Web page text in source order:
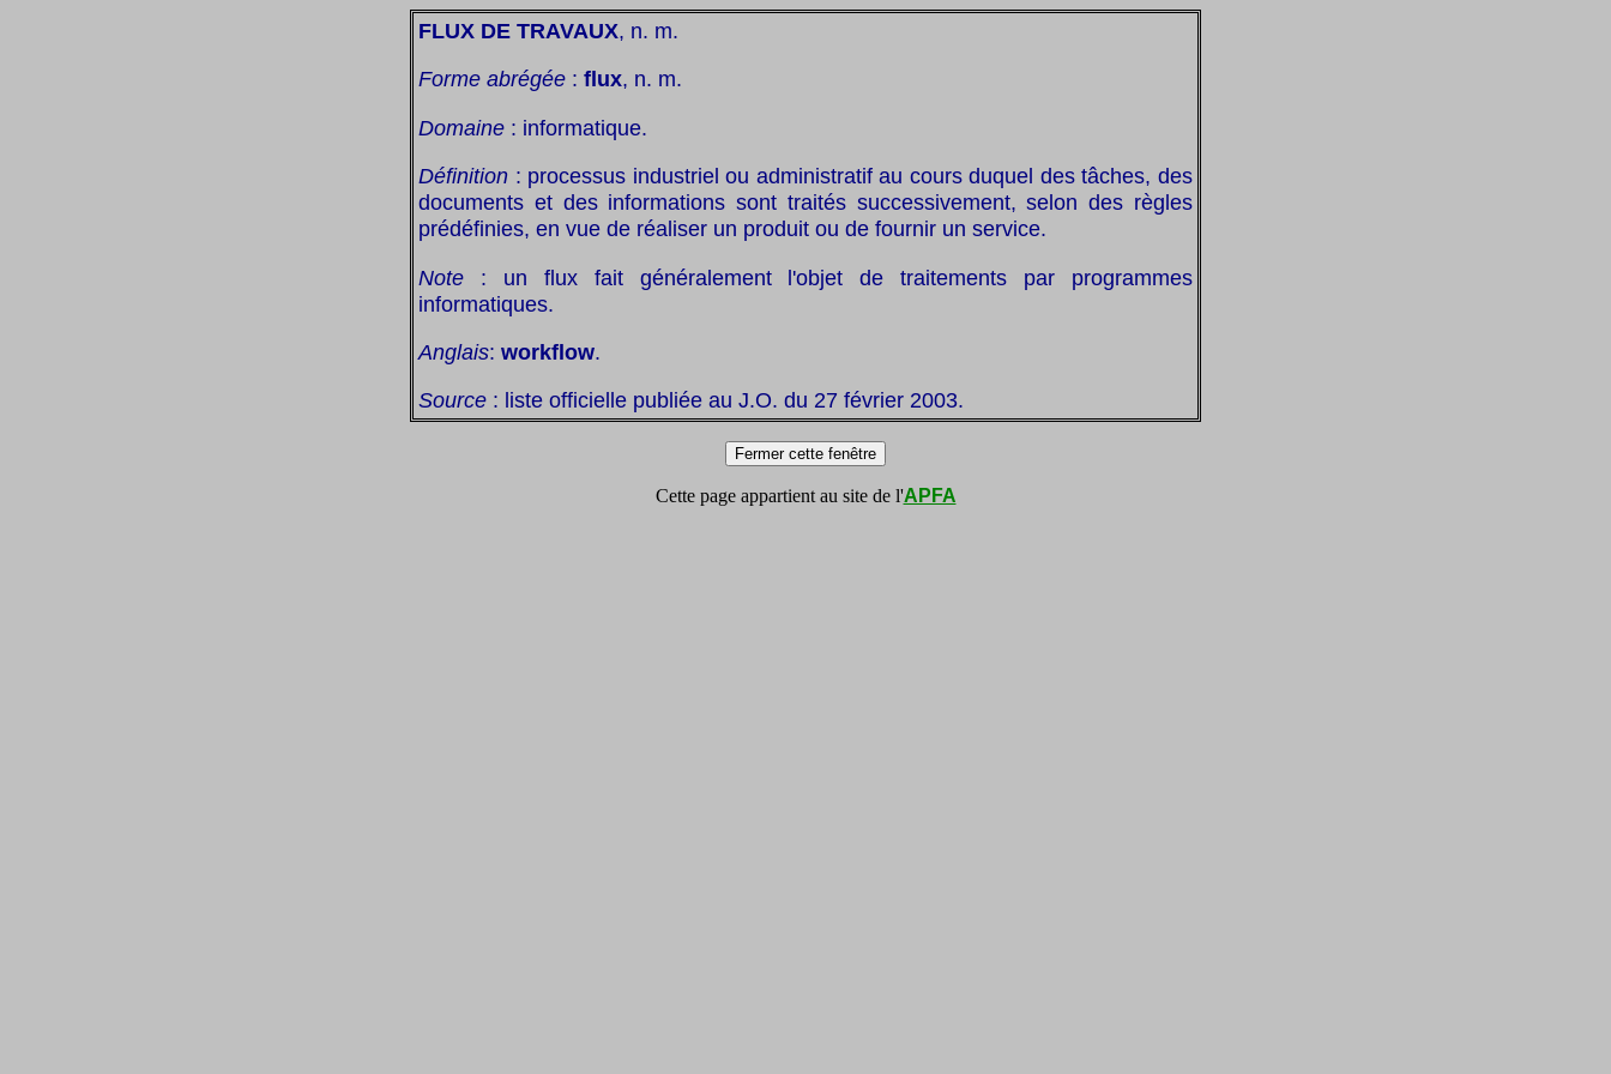
FLUX DE TRAVAUX, n. m.
Forme abrégée : flux, n. m.
Domaine : informatique.
Définition : processus industriel ou administratif au cours duquel des tâches, des
documents et des informations sont traités successivement, selon des règles
prédéfinies, en vue de réaliser un produit ou de fournir un service.
Note : un flux fait généralement l'objet de traitements par programmes
informatiques.
Anglais: workflow.
Source : liste officielle publiée au J.O. du 27 février 2003.
Cette page appartient au site de l'APFA